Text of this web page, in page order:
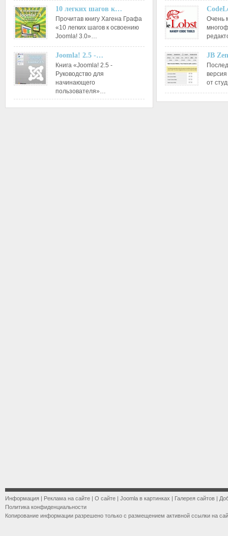
10 легких шагов к…
Прочитав книгу Хагена Графа
«10 легких шагов к освоению
Joomla! 3.0»…
Joomla! 2.5 -…
Книга «Joomla! 2.5 -
Руководство для
начинающего
пользователя»…
Очень
JB
от
Информация | Реклама на сайте | О сайте | Joomla в картинках | Галерея сайтов |
Политика конфиденциальности
Копирование информации разрешено только с размещением активной ссылки на